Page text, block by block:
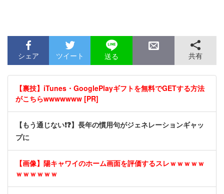
シェア ツイート 送る 共有
【裏技】iTunes・GooglePlayギフトを無料でGETする方法
がこちらwwwwwww [PR]
【もう通じない❗❓】長年の慣用句がジェネレーションギャッ
プに
【画像】陽キャワイのホーム画面を評価するスレｗｗｗｗｗ
ｗｗｗｗｗｗ